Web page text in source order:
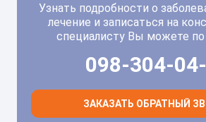
Узнать подробности о
лечение и записаться на
специалисту Вы можете по
098-304-
ЗАКАЗАТЬ ОБРАТНЫЙ